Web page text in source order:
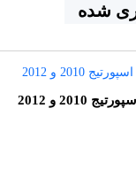
شده
2010 و 2012